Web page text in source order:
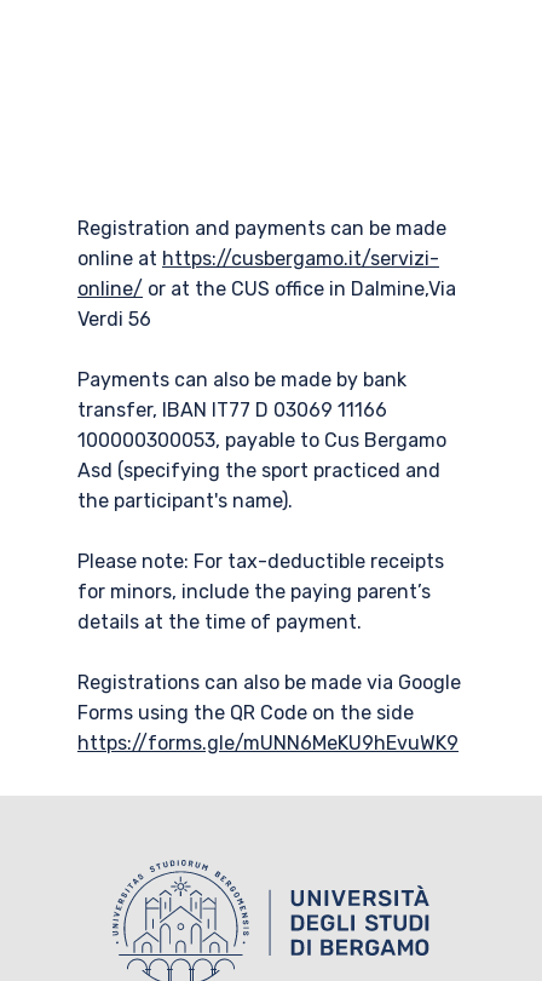
Registration and payments can be made
online at https://cusbergamo.it/servizi-
online/ or at the CUS office in Dalmine,Via
Verdi 56
Payments can also be made by bank
transfer, IBAN IT77 D 03069 11166
100000300053, payable to Cus Bergamo
Asd (specifying the sport practiced and
the participant's name).
Please note: For tax-deductible receipts
for minors, include the paying parent’s
details at the time of payment.
Registrations can also be made via Google
Forms using the QR Code on the side
https://forms.gle/mUNN6MeKU9hEvuWK9